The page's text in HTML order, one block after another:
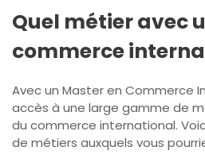
Quel métier avec
commerce
Avec un Master en Commerce
accès à une large gamme de
du commerce international.
de métiers auxquels vous